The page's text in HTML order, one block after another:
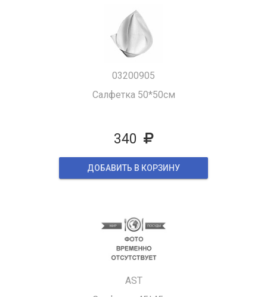
03200905
Салфетка 50*50см
340
ДОБАВИТЬ В КОРЗИНУ
AST